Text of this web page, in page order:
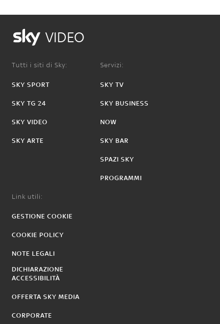
VIDEO
Tutti i siti di Sky:
SKY SPORT
SKY TG 24
SKY VIDEO
SKY ARTE
Servizi:
SKY TV
SKY BUSINESS
NOW
SKY BAR
SPAZI SKY
PROGRAMMI
Link utili:
GESTIONE COOKIE
COOKIE POLICY
NOTE LEGALI
DICHIARAZIONE
ACCESSIBILITÀ
OFFERTA SKY MEDIA
CORPORATE